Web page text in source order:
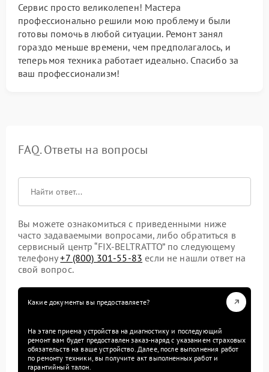
Сервис просто великолепен! Мастера
профессионально решили мою проблему и были
готовы помочь в любой ситуации. Ремонт занял
гораздо меньше времени, чем предполагалось, и
теперь моя техника работает идеально. Спасибо за
ваш профессионализм!
FAQ. Ответы на вопросы
Вы можете ознакомиться с приведенными ниже
часто задаваемыми вопросами, либо обратиться в
сервисный центр “FIX-BELTRATTO” по следующему
телефону+7 (800) 301-55-83 если не нашли ответ на
свой вопрос.
Какие документы вы предоставляете?
На этапе приема устройства на диагностику и последующий
ремонт вам будет предоставлен заказ-наряд с указанием страховых
обязательств на ваше устройство. Далее, после выполнения работ
по ремонту техники, вы получите акт выполненных работ и
гарантийный талон.